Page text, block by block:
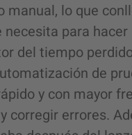
manual, lo que
para hacer
del tiempo
de
y con mayor
corregir errores.